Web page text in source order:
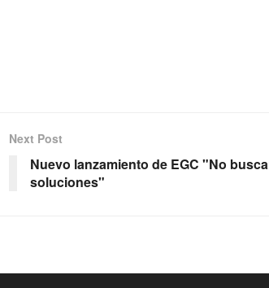
Next Post
Nuevo lanzamiento de EGC "No
soluciones"